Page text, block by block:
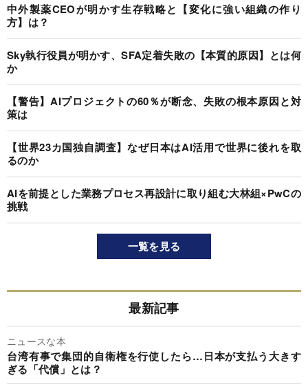
中外製薬CEOが明かす生存戦略と【変化に強い組織の作り
方】は？
Sky執行役員が明かす、SFA定着失敗の【本質的原因】とは何
か
【警告】AIプロジェクトの60％が断念、失敗の根本原因と対
策は
【世界23カ国独自調査】なぜ日本はAI活用で世界に後れを取
るのか
AIを前提とした業務プロセス再設計に取り組む大林組×PwCの
挑戦
一覧を見る
最新記事
ニュースな本
台湾有事で集団的自衛権を行使したら…日本が支払う大きす
ぎる「代償」とは？